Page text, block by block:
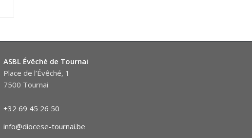
ASBL Évêché de Tournai
Place de l’Évêché, 1
7500 Tournai
+32 69 45 26 50
info@diocese-tournai.be